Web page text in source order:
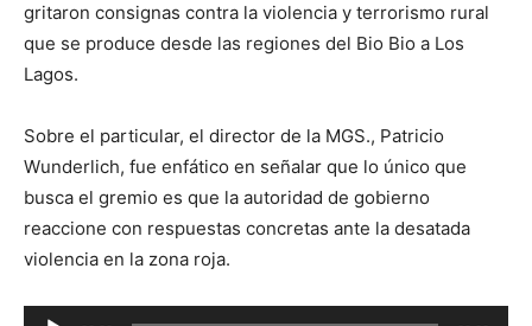
gritaron consignas contra la violencia y terrorismo rural
que se produce desde las regiones del Bio Bio a Los
Lagos.
Sobre el particular, el director de la MGS., Patricio
Wunderlich, fue enfático en señalar que lo único que
busca el gremio es que la autoridad de gobierno
reaccione con respuestas concretas ante la desatada
violencia en la zona roja.
Reproductor